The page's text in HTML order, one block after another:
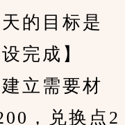
的目标是
完成】
立需要材
，兑换点2